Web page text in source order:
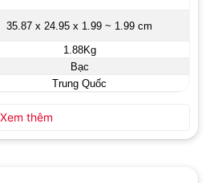
35.87 x 24.95 x 1.99 ~ 1.99 cm
1.88Kg
Bạc
Trung Quốc
Xem thêm